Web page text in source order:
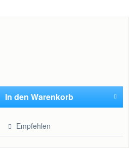
In den Warenkorb
Empfehlen